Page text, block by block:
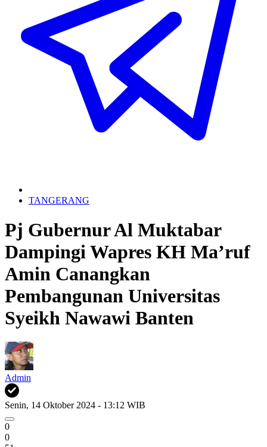
TANGERANG
Pj Gubernur Al Muktabar
Dampingi Wapres KH Ma’ruf
Amin Canangkan
Pembangunan Universitas
Syeikh Nawawi Banten
Admin
Senin, 14 Oktober 2024 - 13:12 WIB
0
0